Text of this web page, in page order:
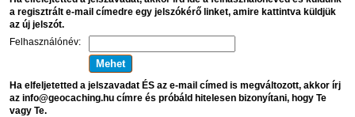
a regisztrált e-mail címedre egy jelszókérő linket, amire kattintva küldjük
az új jelszót.
Felhasználónév:
Ha elfeljetetted a jelszavadat ÉS az e-mail címed is megváltozott, akkor írj
az info@geocaching.hu címre és próbáld hitelesen bizonyítani, hogy Te
vagy Te.